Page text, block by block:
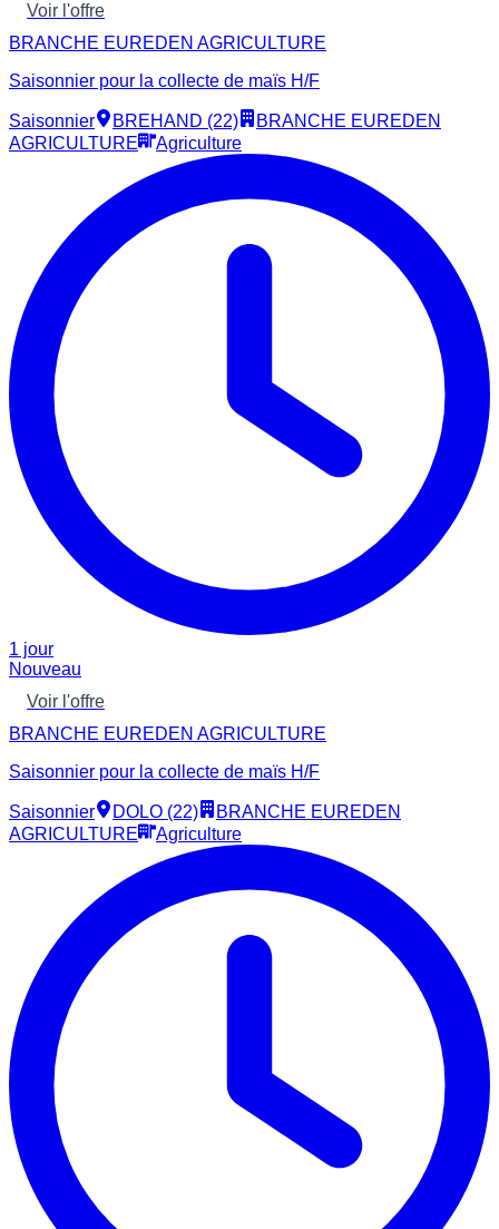
Voir l'offre
BRANCHE EUREDEN AGRICULTURE
Saisonnier pour la collecte de maïs H/F
Saisonnier BREHAND (22)
BRANCHE EUREDEN
AGRICULTURE
Agriculture
1 jour
Nouveau
Voir l'offre
BRANCHE EUREDEN AGRICULTURE
Saisonnier pour la collecte de maïs H/F
Saisonnier DOLO (22)
BRANCHE EUREDEN
AGRICULTURE
Agriculture